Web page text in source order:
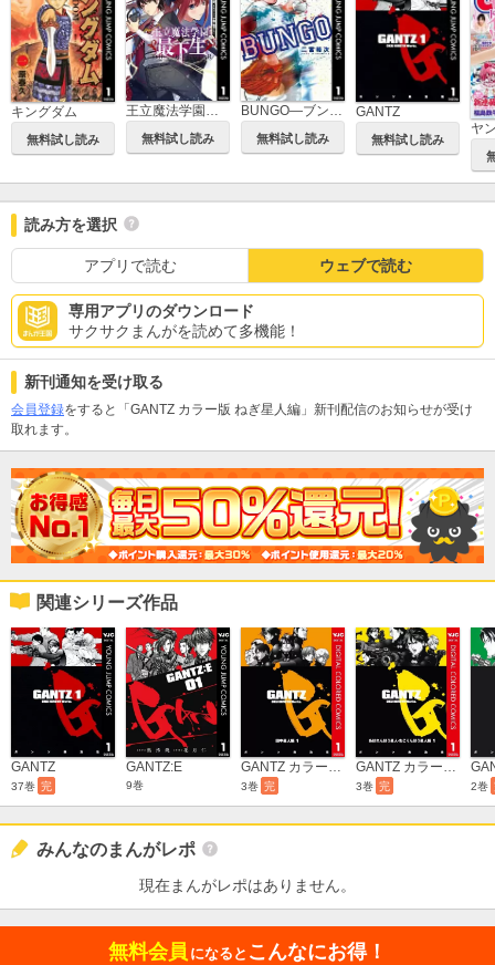
キングダム
無料試し読み
王立魔法学園の最下生～貧困街上がりの最強魔法師、貴族だらけの学園で無双する～
無料試し読み
BUNGO―ブンゴ―
無料試し読み
GANTZ
無料試し読み
ヤ
読み方を選択
アプリで読む ウェブで読む
専用アプリのダウンロード
サクサクまんがを読めて多機能！
新刊通知を受け取る
会員登録をすると「GANTZ カラー版 ねぎ星人編」新刊配信のお知らせが受け
取れます。
関連シリーズ作品
GANTZ
37巻 完
GANTZ:E
9巻
GANTZ カラー版 田中星人編
3巻 完
GANTZ カラー版 あばれんぼう星人・おこりんぼう星人編
3巻 完 2巻
みんなのまんがレポ
現在まんがレポはありません。
無料会員 になると こんなにお得！